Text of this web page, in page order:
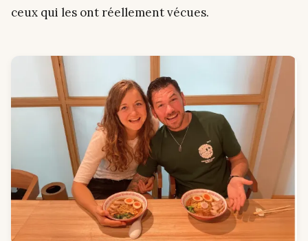
ceux qui les ont réellement vécues.